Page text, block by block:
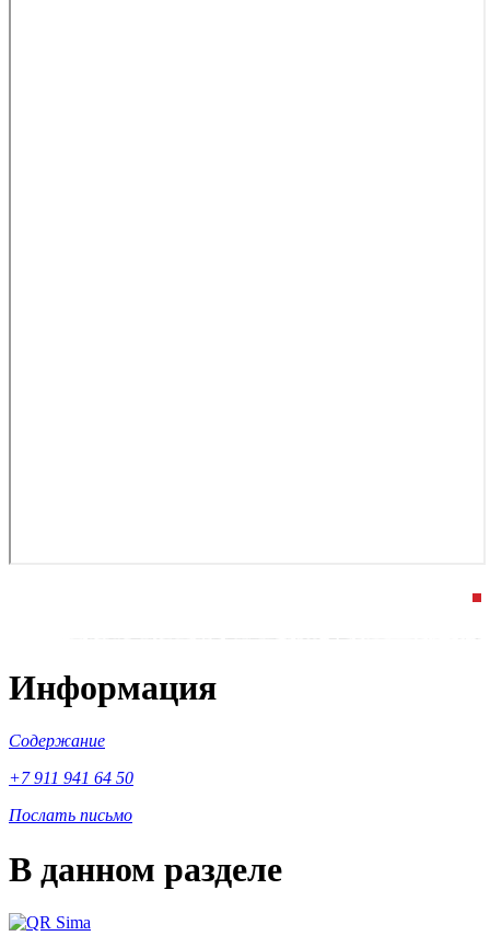
Информация
Содержание
+7 911 941 64 50
Послать письмо
В данном разделе